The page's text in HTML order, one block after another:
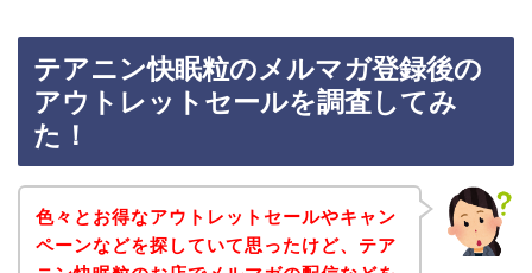
テアニン快眠粒のメルマガ登録後の
アウトレットセールを調査してみ
た！
色々とお得なアウトレットセールやキャン
ペーンなどを探していて思ったけど、テア